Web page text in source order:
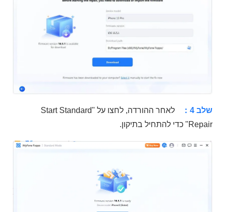
שלב 4：
לאחר ההורדה, לחצו על "Start Standard
Repair" כדי להתחיל בתיקון.